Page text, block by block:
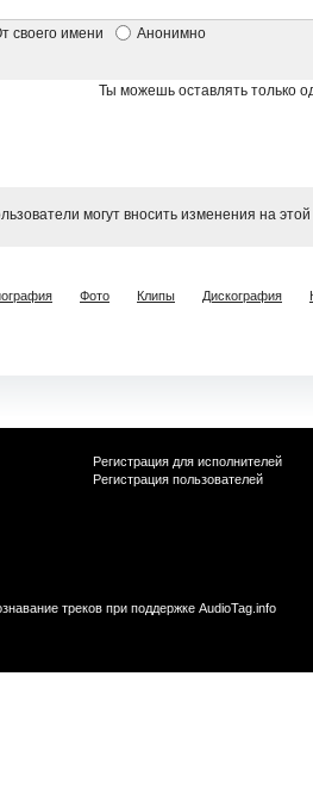
своего имени Анонимно
Ты можешь оставлять только
могут вносить изменения на
Фото Клипы Дискография
Регистрация для исполнителей
Регистрация пользователей
треков при поддержке AudioTag.info